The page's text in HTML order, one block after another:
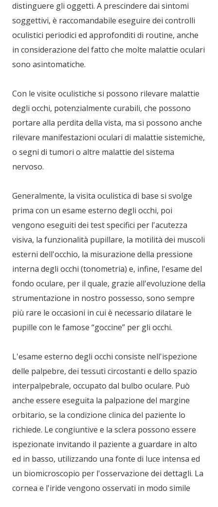
distinguere gli oggetti. A prescindere dai sintomi
soggettivi, è raccomandabile eseguire dei controlli
oculistici periodici ed approfonditi di routine, anche
in considerazione del fatto che molte malattie oculari
sono asintomatiche.
Con le visite oculistiche si possono rilevare malattie
degli occhi, potenzialmente curabili, che possono
portare alla perdita della vista, ma si possono anche
rilevare manifestazioni oculari di malattie sistemiche,
o segni di tumori o altre malattie del sistema
nervoso.
Generalmente, la visita oculistica di base si svolge
prima con un esame esterno degli occhi, poi
vengono eseguiti dei test specifici per l'acutezza
visiva, la funzionalità pupillare, la motilità dei muscoli
esterni dell'occhio, la misurazione della pressione
interna degli occhi (tonometria) e, infine, l'esame del
fondo oculare, per il quale, grazie all'evoluzione della
strumentazione in nostro possesso, sono sempre
più rare le occasioni in cui è necessario dilatare le
pupille con le famose “goccine” per gli occhi.
L'esame esterno degli occhi consiste nell'ispezione
delle palpebre, dei tessuti circostanti e dello spazio
interpalpebrale, occupato dal bulbo oculare. Può
anche essere eseguita la palpazione del margine
orbitario, se la condizione clinica del paziente lo
richiede. Le congiuntive e la sclera possono essere
ispezionate invitando il paziente a guardare in alto
ed in basso, utilizzando una fonte di luce intensa ed
un biomicroscopio per l'osservazione dei dettagli. La
cornea e l'iride vengono osservati in modo simile